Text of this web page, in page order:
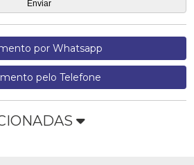
por Whatsapp
pelo Telefone